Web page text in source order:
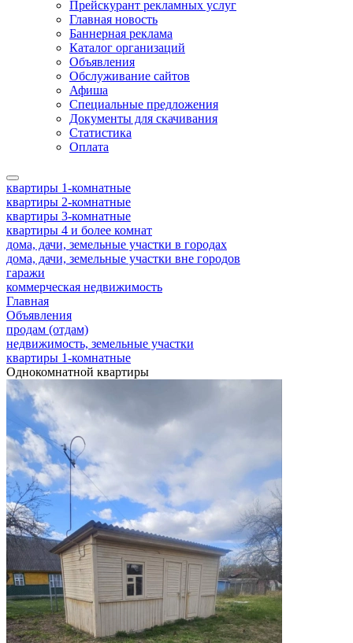
Прейскурант рекламных услуг
Главная новость
Баннерная реклама
Каталог организаций
Объявления
Обслуживание сайтов
Афиша
Специальные предложения
Документы для скачивания
Статистика
Оплата
квартиры 1-комнатные
квартиры 2-комнатные
квартиры 3-комнатные
квартиры 4 и более комнат
дома, дачи, земельные участки в городах
дома, дачи, земельные участки вне городов
гаражи
коммерческая недвижимость
Главная
Объявления
продам (отдам)
недвижимость, земельные участки
квартиры 1-комнатные
Однокомнатной квартиры